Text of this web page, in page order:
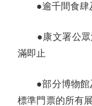
●逾千間食肆及
●康文署公眾
滿即止
●部分博物館及
標準門票的所有